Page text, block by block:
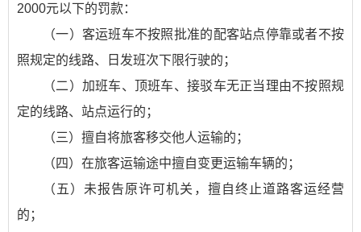
2000元以下的罚款：
（一）客运班车不按照批准的配客站点停靠或者不按
照规定的线路、日发班次下限行驶的；
（二）加班车、顶班车、接驳车无正当理由不按照规
定的线路、站点运行的；
（三）擅自将旅客移交他人运输的；
（四）在旅客运输途中擅自变更运输车辆的；
（五）未报告原许可机关，擅自终止道路客运经营
的；